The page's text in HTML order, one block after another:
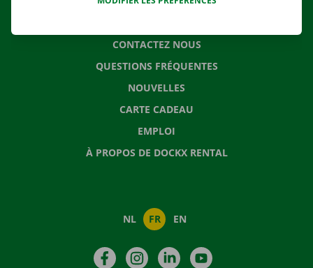
CONTACTEZ NOUS
QUESTIONS FRÉQUENTES
NOUVELLES
CARTE CADEAU
EMPLOI
À PROPOS DE DOCKX RENTAL
NL FR EN
FacebookInstagramLinkedIn